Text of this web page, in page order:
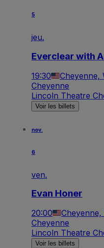
5
jeu.
Everclear with
19:30 Cheyenne,
Cheyenne
Lincoln Theatre
Voir les billets
nov.
6
ven.
Evan Honer
20:00 Cheyenne,
Cheyenne
Lincoln Theatre
Voir les billets